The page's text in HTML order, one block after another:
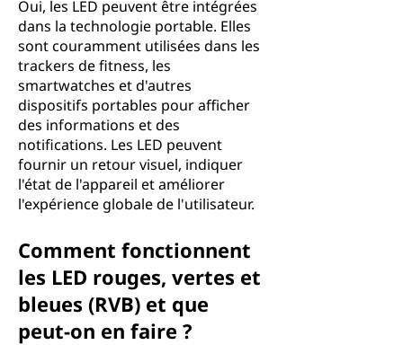
Oui, les LED peuvent être intégrées
dans la technologie portable. Elles
sont couramment utilisées dans les
trackers de fitness, les
smartwatches et d'autres
dispositifs portables pour afficher
des informations et des
notifications. Les LED peuvent
fournir un retour visuel, indiquer
l'état de l'appareil et améliorer
l'expérience globale de l'utilisateur.
Comment fonctionnent
les LED rouges, vertes et
bleues (RVB) et que
peut-on en faire ?